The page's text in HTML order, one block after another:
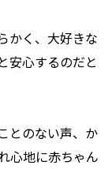
かく、大好きな
安心するのだと
とのない声、か
心地に赤ちゃん